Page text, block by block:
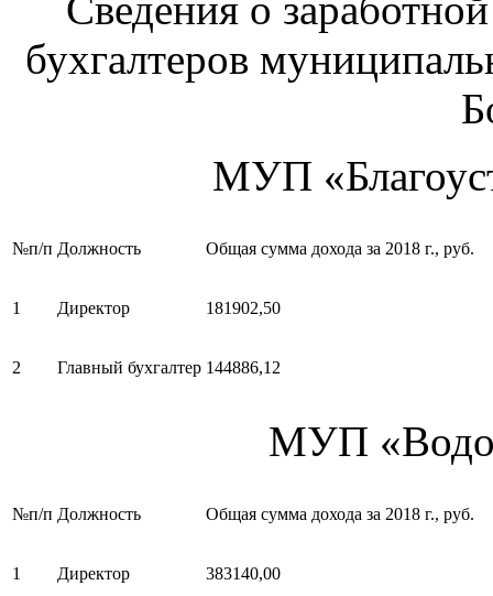
Сведения о
бухгалтеров
МУП
№п/п Должность Общая сумма дохода за 2018 г., руб.
1 Директор 181902,50
2 Главный бухгалтер 144886,12
МУП
№п/п Должность Общая сумма дохода за 2018 г., руб.
1 Директор 383140,00